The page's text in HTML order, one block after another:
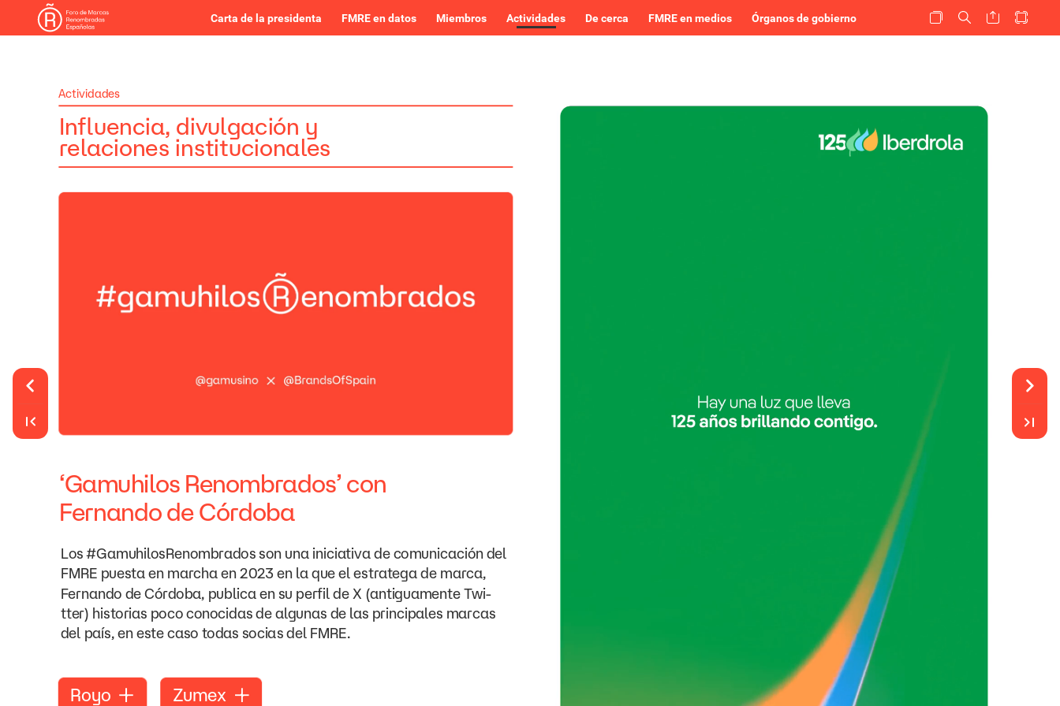
Carta de la presidenta FMRE en datos Miembros Actividades De cerca FMRE en medios Órganos de gobierno
‘Gamuhilos Renombrados’ con
Fernando de Córdoba
Royo Zumex
Los#GamuhilosRenombrados son una iniciativa de comunicación del
FMRE puesta en marcha en2023 en la queel estratega de marca,
Fernando de Córdoba, publica en su perfil de X (antiguamente Twi-
tter) historias poco conocidas de algunas de las principales marcas
del país, en este caso todas socias del FMRE.
Actividades
Influencia, divulgación y
relaciones institucionales